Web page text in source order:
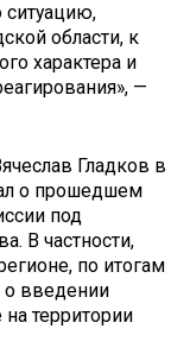
ситуацию,
области, к
характера и
—
Гладков в
о прошедшем
под
В частности,
по итогам
о введении
территории